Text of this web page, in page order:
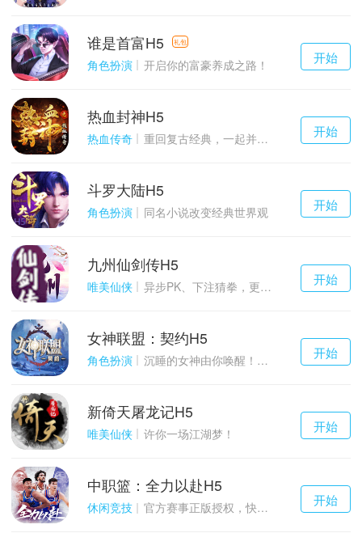
千百度h5
游戏
开始
谁是首富H5 礼包
角色扮演 开启你的富豪养成之路！
千百度h5
游戏
开始
热血封神H5
热血传奇 重回复古经典，一起并肩作战吧！
千百度h5
游戏
开始
斗罗大陆H5
角色扮演 同名小说改变经典世界观
千百度h5
游戏
开始
九州仙剑传H5
唯美仙侠 异步PK、下注猜拳，更多玩点等你来体验！
千百度h5
游戏
开始
女神联盟：契约H5
角色扮演 沉睡的女神由你唤醒！点燃战火！
千百度h5
游戏
开始
新倚天屠龙记H5
唯美仙侠 许你一场江湖梦！
千百度h5
游戏
开始
中职篮：全力以赴H5
休闲竞技 官方赛事正版授权，快来打造属于自己的传奇吧~